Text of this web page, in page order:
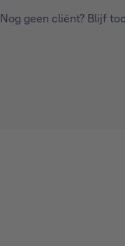
Nog geen cliënt? Blijf